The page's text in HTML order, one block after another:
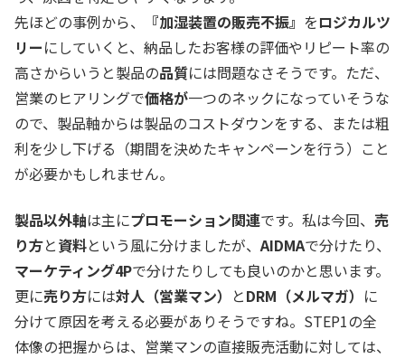
先ほどの事例から、
『加湿装置の販売不振』 をロジカルツ
リーにしていくと、納品したお客様の評価やリピート率の
高さからいうと製品の品質には問題なさそうです。ただ、
営業のヒアリングで価格が一つのネックになっていそうな
ので、製品軸からは製品のコストダウンをする、または粗
利を少し下げる（期間を決めたキャンペーンを行う）こと
が必要かもしれません。
製品以外軸は主にプロモーション関連です。私は今回、 売
り方と資料という風に分けましたが、 AIDMAで分けたり、
マーケティング4Pで分けたりしても良いのかと思います。
更に売り方には対人（営業マン） とDRM（メルマガ） に
分けて原因を考える必要がありそうですね。STEP1の全
体像の把握からは、営業マンの直接販売活動に対しては、